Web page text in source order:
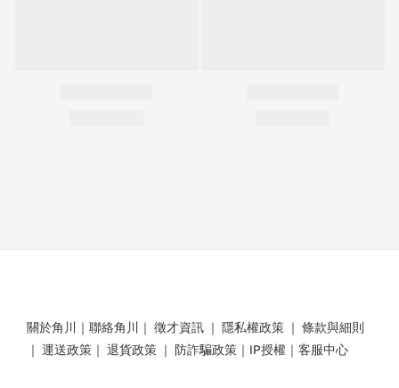
關於角川 ｜ 聯絡角川 ｜ 徵才資訊 ｜ 隱私權政策 ｜ 條款與細則
｜ 運送政策 ｜ 退貨政策 ｜ 防詐騙政策 ｜ IP授權 ｜ 客服中心